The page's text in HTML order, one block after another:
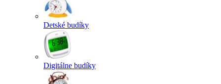
Detské budíky
Digitálne budíky